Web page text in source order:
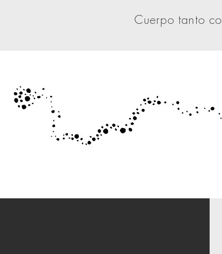
Cuerpo tanto